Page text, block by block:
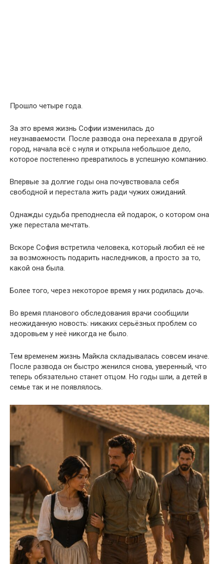
Прошло четыре года.
За это время жизнь Софии изменилась до
неузнаваемости. После развода она переехала в другой
город, начала всё с нуля и открыла небольшое дело,
которое постепенно превратилось в успешную компанию.
Впервые за долгие годы она почувствовала себя
свободной и перестала жить ради чужих ожиданий.
Однажды судьба преподнесла ей подарок, о котором она
уже перестала мечтать.
Вскоре София встретила человека, который любил её не
за возможность подарить наследников, а просто за то,
какой она была.
Более того, через некоторое время у них родилась дочь.
Во время планового обследования врачи сообщили
неожиданную новость: никаких серьёзных проблем со
здоровьем у неё никогда не было.
Тем временем жизнь Майкла складывалась совсем иначе.
После развода он быстро женился снова, уверенный, что
теперь обязательно станет отцом. Но годы шли, а детей в
семье так и не появлялось.